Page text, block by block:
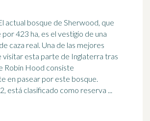
actual bosque de Sherwood, que
423 ha, es el vestigio de una
caza real. Una de las mejores
visitar esta parte de Inglaterra tras
Robin Hood consiste
en pasear por este bosque.
está clasificado como reserva ...